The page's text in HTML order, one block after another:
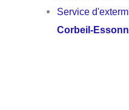
Service
Corbeil-